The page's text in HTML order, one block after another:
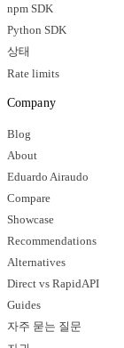
npm SDK
Python SDK
상태
Rate limits
Company
Blog
About
Eduardo Airaudo
Compare
Showcase
Recommendations
Alternatives
Direct vs RapidAPI
Guides
자주 묻는 질문